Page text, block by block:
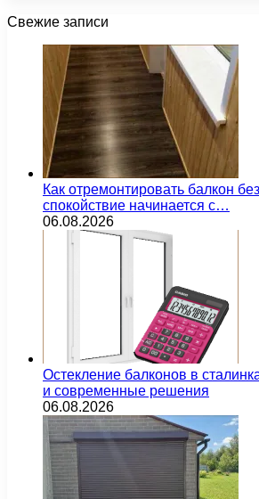
Свежие записи
Как отремонтировать балкон
спокойствие начинается с…
06.08.2026
Остекление балконов в
и современные решения
06.08.2026